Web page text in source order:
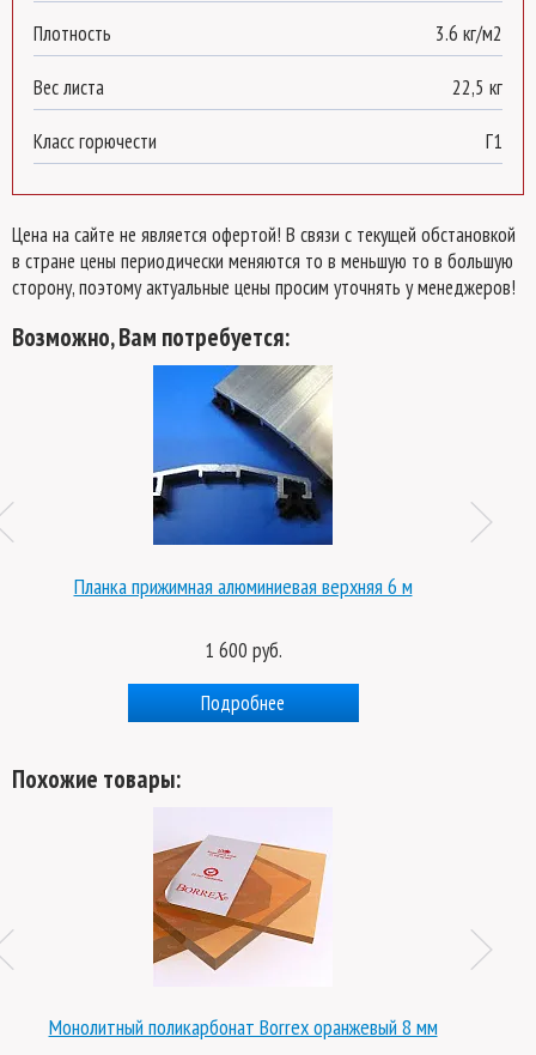
Плотность 3.6 кг/м2
Вес листа 22,5 кг
Класс горючести Г1
Цена на сайте не является офертой! В связи с текущей обстановкой
в стране цены периодически меняются то в меньшую то в большую
сторону, поэтому актуальные цены просим уточнять у менеджеров!
Возможно, Вам потребуется:
Планка прижимная алюминиевая верхняя 6 м
1 600 руб.
Подробнее
Похожие товары:
Монолитный поликарбонат Borrex оранжевый 8 мм